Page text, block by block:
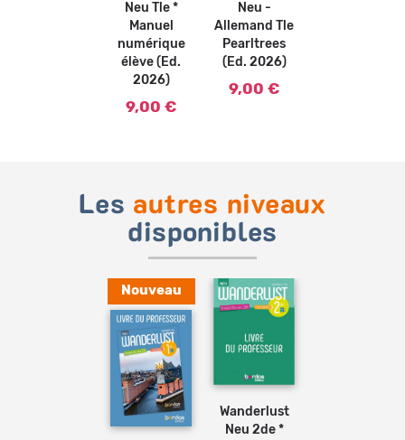
Neu Tle *
Manuel
numérique
élève (Ed.
2026)
9,00 €
Neu -
Allemand Tle
Pearltrees
(Ed. 2026)
9,00 €
Les autres niveaux
disponibles
Nouveau
Ajouter
au
au
Wanderlust
Neu 2de *